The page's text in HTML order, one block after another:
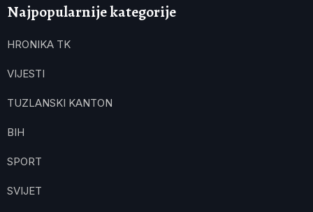
Najpopularnije kategorije
HRONIKA TK
VIJESTI
TUZLANSKI KANTON
BIH
SPORT
SVIJET